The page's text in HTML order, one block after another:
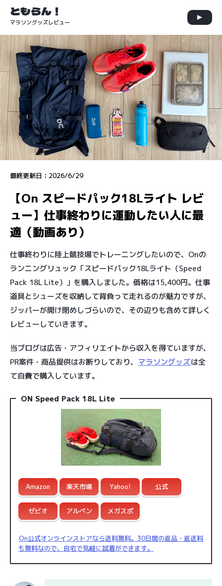
ともらん！
マラソングッズレビュー
最終更新日： 2026/6/29
【On スピードパック18Lライト レビ
ュー】仕事終わりに運動したい人に最
適（動画あり）
仕事終わりに陸上競技場でトレーニングしたいので、Onの
ランニングリュック「スピードパック18Lライト（Speed
Pack 18L Lite）」を購入しました。価格は15,400円。仕事
道具とシューズを収納して背負って走れるのが魅力ですが、
ジッパーが開け閉めしづらいので、その辺りも含めて詳しく
レビューしていきます。
当ブログは広告・アフィリエイトから収入を得ていますが、
PR案件・商品提供はお断りしており、 マラソングッズは全
て自費で購入しています。
ON Speed Pack 18L Lite
Amazon 楽天市場 Yahoo! 公式
ゼビオ アルペン メガスポ
On公式オンラインストアなら送料無料。30日間の返品・返送料
も無料なので、自宅で気軽に試着ができます。